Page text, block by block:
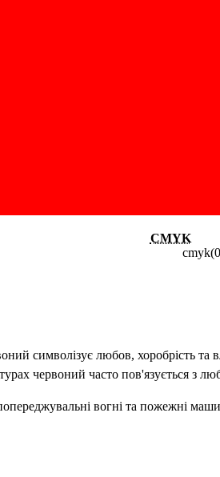
CMYK
символізує любов, хоробрість та
червоний часто пов'язується з
вогні та пожежні